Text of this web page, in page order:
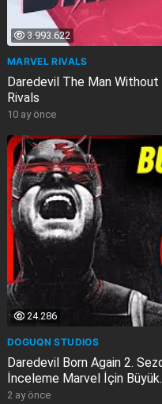
3.993.622
MARVEL RIVALS
Daredevil The Man
Rivals
10 ay önce
24.286
DOGUQN STUDIOS
Daredevil Born Again 2.
İnceleme Marvel İçin
2 ay önce